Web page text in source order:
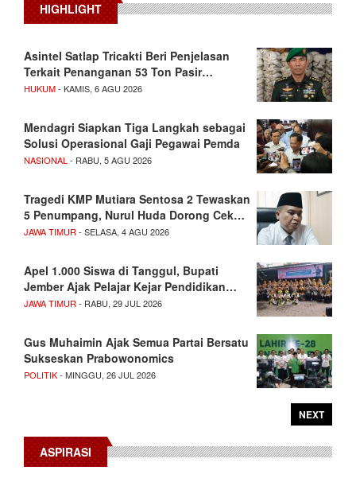
HIGHLIGHT
Asintel Satlap Tricakti Beri Penjelasan
Terkait Penanganan 53 Ton Pasir…
HUKUM- KAMIS, 6 AGU 2026
Mendagri Siapkan Tiga Langkah sebagai
Solusi Operasional Gaji Pegawai Pemda
NASIONAL - RABU, 5 AGU 2026
Tragedi KMP Mutiara Sentosa 2 Tewaskan
5 Penumpang, Nurul Huda Dorong Cek…
JAWA TIMUR - SELASA, 4 AGU 2026
Apel 1.000 Siswa di Tanggul, Bupati
Jember Ajak Pelajar Kejar Pendidikan…
JAWA TIMUR - RABU, 29 JUL 2026
Gus Muhaimin Ajak Semua Partai Bersatu
Sukseskan Prabowonomics
POLITIK- MINGGU, 26 JUL 2026
NEXT
ASPIRASI